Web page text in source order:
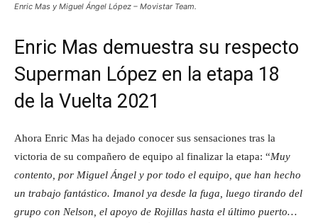
Enric Mas y Miguel Ángel López – Movistar Team.
Enric Mas demuestra su respecto
Superman López en la etapa 18
de la Vuelta 2021
Ahora Enric Mas ha dejado conocer sus sensaciones tras la
victoria de su compañero de equipo al finalizar la etapa: “Muy
contento, por Miguel Ángel y por todo el equipo, que han hecho
un trabajo fantástico. Imanol ya desde la fuga, luego tirando del
grupo con Nelson, el apoyo de Rojillas hasta el último puerto…